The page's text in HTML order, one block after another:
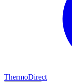
ThermoDirect